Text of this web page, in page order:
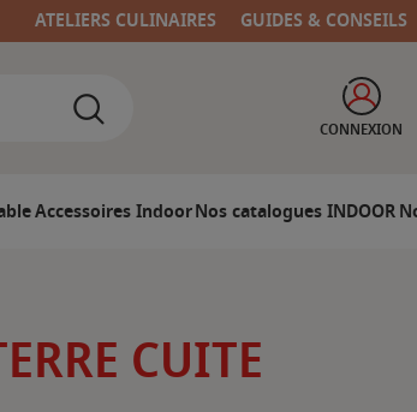
ATELIERS CULINAIRES GUIDES & CONSEILS
CONNEXION
Accessoires IndoorNos catalogues INDOOR
CUITE